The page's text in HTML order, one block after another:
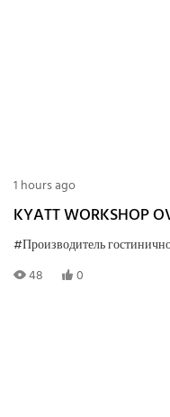
1 hours ago
KYATT WORKSHOP
#Производитель
48
0